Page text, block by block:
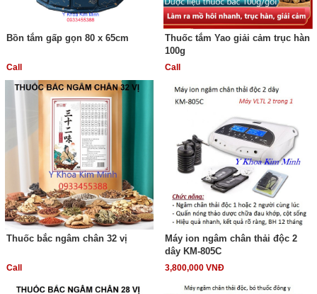
Bồn tắm gấp gọn 80 x 65cm
Call
Thuốc tắm Yao giải cảm trục hàn
100g
Call
Thuốc bắc ngâm chân 32 vị
Call
Máy ion ngâm chân thải độc 2
dây KM-805C
3,800,000 VNĐ